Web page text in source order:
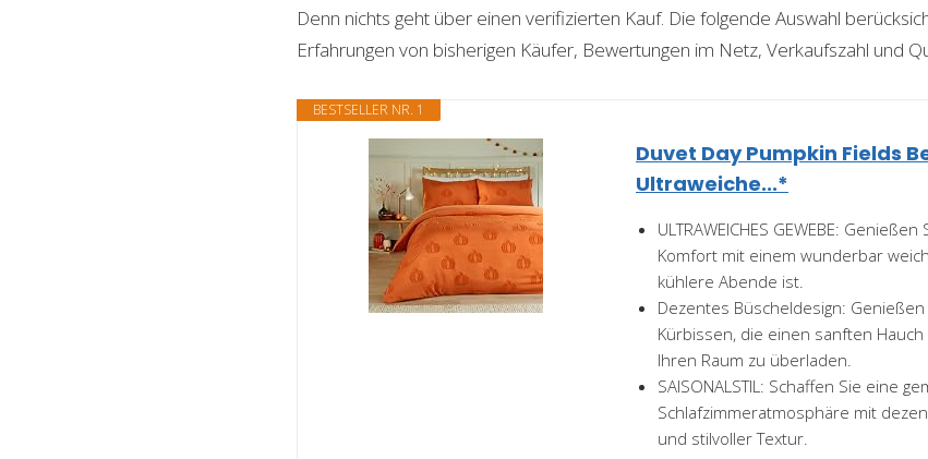
Denn nichts geht über einen verifizierten Kauf. Die folgende Auswahl
Erfahrungen von bisherigen Käufer, Bewertungen im Netz, Verkaufszahl und
BESTSELLER NR. 1
Duvet Day Pumpkin Fields
Ultraweiche...*
ULTRAWEICHES GEWEBE:
Komfort mit einem wunderbar
kühlere Abende ist.
Dezentes Büscheldesign:
Kürbissen, die einen sanften
Ihren Raum zu überladen.
SAISONALSTIL: Schaffen Sie eine
Schlafzimmeratmosphäre mit
und stilvoller Textur.